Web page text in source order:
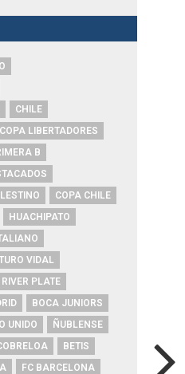
CHILE
COPA LIBERTADORES
B
COPA CHILE
HUACHIPATO
VIDAL
RIVER PLATE
BOCA JUNIORS
UNIDO
ÑUBLENSE
BETIS
FC BARCELONA